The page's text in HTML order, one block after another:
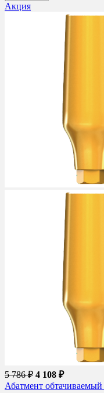
Акция
5 786 ₽ 4 108 ₽
Абатмент